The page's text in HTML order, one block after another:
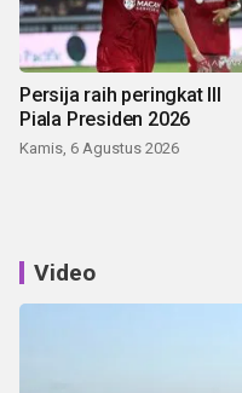
Persija raih peringkat III
Piala Presiden 2026
Kamis, 6 Agustus 2026
Video